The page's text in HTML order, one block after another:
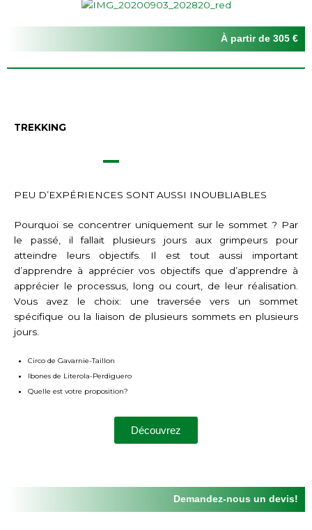
À partir de 305 €
TREKKING
PEU D’EXPÉRIENCES SONT AUSSI INOUBLIABLES
Pourquoi se concentrer uniquement sur le sommet ? Par
le passé, il fallait plusieurs jours aux grimpeurs pour
atteindre leurs objectifs. Il est tout aussi important
d’apprendre à apprécier vos objectifs que d’apprendre à
apprécier le processus, long ou court, de leur réalisation.
Vous avez le choix: une traversée vers un sommet
spécifique ou la liaison de plusieurs sommets en plusieurs
jours.
Circo de Gavarnie-Taillon
Ibones de Literola-Perdiguero
Quelle est votre proposition?
Découvrez
Demandez-nous un devis!